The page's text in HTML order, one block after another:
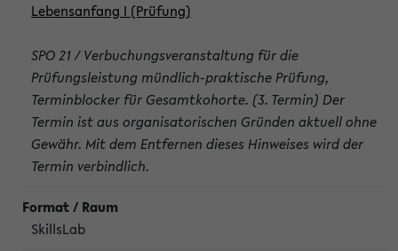
Lebensanfang I (Prüfung)
SPO 21 / Verbuchungsveranstaltung für die
Prüfungsleistung mündlich-praktische Prüfung,
Terminblocker für Gesamtkohorte. (3. Termin) Der
Termin ist aus organisatorischen Gründen aktuell ohne
Gewähr. Mit dem Entfernen dieses Hinweises wird der
Termin verbindlich.
SkillsLab